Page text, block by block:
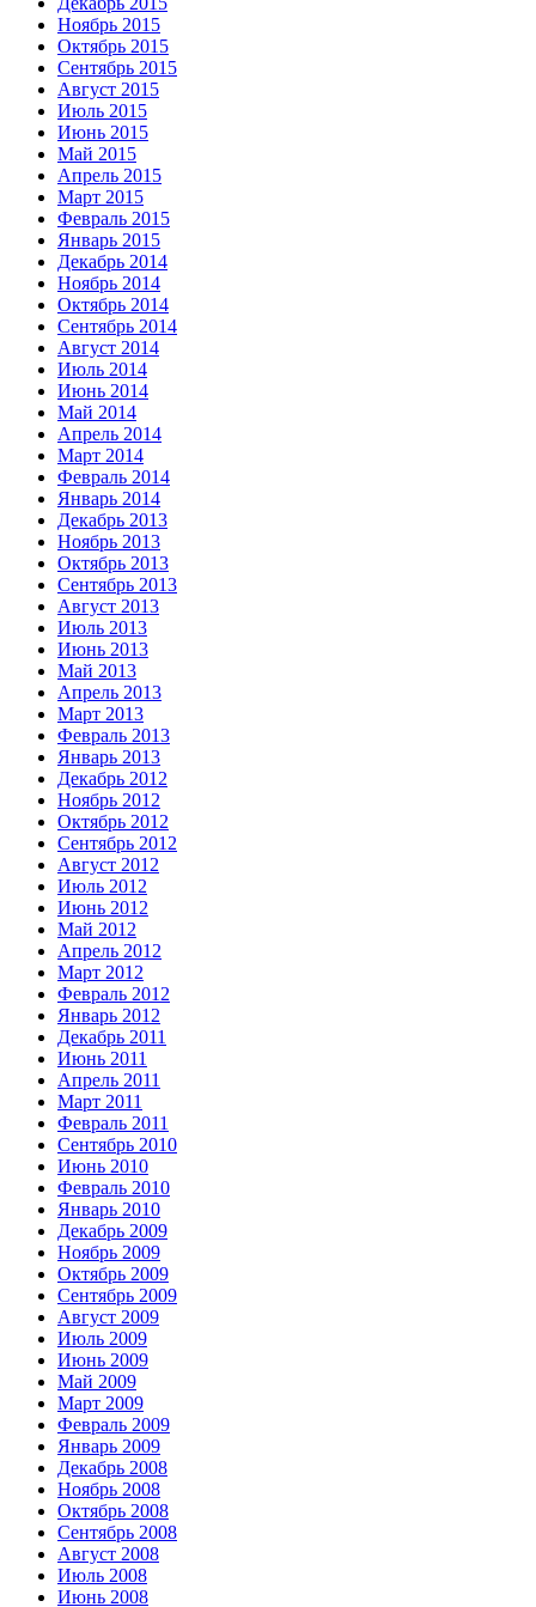
Ноябрь 2015
Октябрь 2015
Сентябрь 2015
Август 2015
Июль 2015
Июнь 2015
Май 2015
Апрель 2015
Март 2015
Февраль 2015
Январь 2015
Декабрь 2014
Ноябрь 2014
Октябрь 2014
Сентябрь 2014
Август 2014
Июль 2014
Июнь 2014
Май 2014
Апрель 2014
Март 2014
Февраль 2014
Январь 2014
Декабрь 2013
Ноябрь 2013
Октябрь 2013
Сентябрь 2013
Август 2013
Июль 2013
Июнь 2013
Май 2013
Апрель 2013
Март 2013
Февраль 2013
Январь 2013
Декабрь 2012
Ноябрь 2012
Октябрь 2012
Сентябрь 2012
Август 2012
Июль 2012
Июнь 2012
Май 2012
Апрель 2012
Март 2012
Февраль 2012
Январь 2012
Декабрь 2011
Июнь 2011
Апрель 2011
Март 2011
Февраль 2011
Сентябрь 2010
Июнь 2010
Февраль 2010
Январь 2010
Декабрь 2009
Ноябрь 2009
Октябрь 2009
Сентябрь 2009
Август 2009
Июль 2009
Июнь 2009
Май 2009
Март 2009
Февраль 2009
Январь 2009
Декабрь 2008
Ноябрь 2008
Октябрь 2008
Сентябрь 2008
Август 2008
Июль 2008
Июнь 2008